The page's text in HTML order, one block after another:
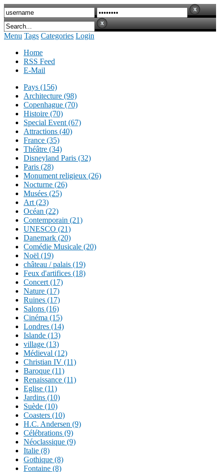
Menu Tags Categories Login
Home
RSS Feed
E-Mail
Pays (156)
Architecture (98)
Copenhague (70)
Histoire (70)
Special Event (67)
Attractions (40)
France (35)
Théâtre (34)
Disneyland Paris (32)
Paris (28)
Monument religieux (26)
Nocturne (26)
Musées (25)
Art (23)
Océan (22)
Contemporain (21)
UNESCO (21)
Danemark (20)
Comédie Musicale (20)
Noël (19)
château / palais (19)
Feux d'artifices (18)
Concert (17)
Nature (17)
Ruines (17)
Salons (16)
Cinéma (15)
Londres (14)
Islande (13)
village (13)
Médieval (12)
Christian IV (11)
Baroque (11)
Renaissance (11)
Eglise (11)
Jardins (10)
Suède (10)
Coasters (10)
H.C. Andersen (9)
Célébrations (9)
Néoclassique (9)
Italie (8)
Gothique (8)
Fontaine (8)